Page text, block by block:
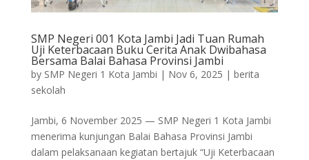
SMP Negeri 001 Kota Jambi Jadi Tuan Rumah
Uji Keterbacaan Buku Cerita Anak Dwibahasa
Bersama Balai Bahasa Provinsi Jambi
by SMP Negeri 1 Kota Jambi | Nov 6, 2025 | berita
sekolah
Jambi, 6 November 2025 — SMP Negeri 1 Kota Jambi
menerima kunjungan Balai Bahasa Provinsi Jambi
dalam pelaksanaan kegiatan bertajuk “Uji Keterbacaan